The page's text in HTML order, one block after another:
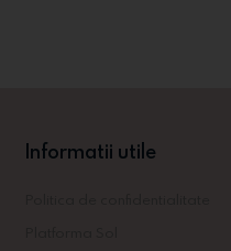
Informatii utile